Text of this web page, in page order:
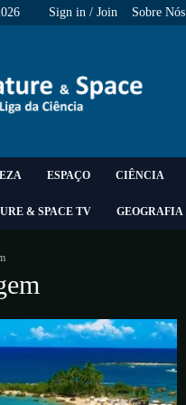
Sign in / Join Sobre Nós
ESPAÇO CIÊNCIA
& SPACE TV GEOGRAFIA